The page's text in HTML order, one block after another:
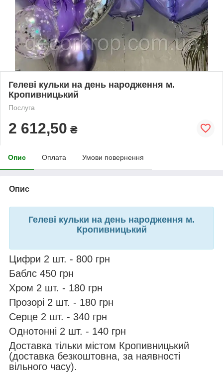
Гелеві кульки на день народження м.
Кропивницький
Послуга
2 612,50 ₴
Опис Оплата Умови повернення
Опис
Гелеві кульки на день народження м.
Кропивницький
Цифри 2 шт. - 800 грн
Баблс 450 грн
Хром 2 шт. - 180 грн
Прозорі 2 шт. - 180 грн
Серце 2 шт. - 340 грн
Однотонні 2 шт. - 140 грн
Доставка тільки містом Кропивницький
(доставка безкоштовна, за наявності
вільного часу).